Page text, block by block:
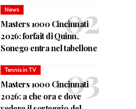
News
Masters 1000 Cincinnati
2026: forfait di Quinn,
Sonego entra nel tabellone
Tennis in TV
Masters 1000 Cincinnati
2026: a che ora e dove